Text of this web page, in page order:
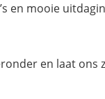
en mooie
en laat ons